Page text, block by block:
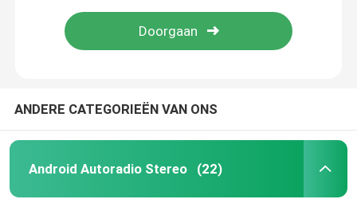
ANDERE CATEGORIEËN VAN ONS
Android Autoradio Stereo (22)